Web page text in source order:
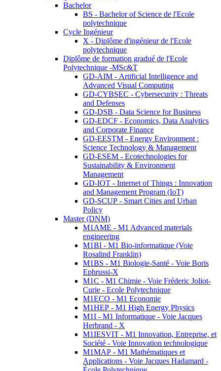
Bachelor
BS - Bachelor of Science de l'Ecole
polytechnique
Cycle Ingénieur
X - Diplôme d'ingénieur de l'Ecole
polytechnique
Diplôme de formation gradué de l'Ecole
Polytechnique -MSc&T
GD-AIM - Artificial Intelligence and
Advanced Visual Computing
GD-CYBSEC - Cybersecurity : Threats
and Defenses
GD-DSB - Data Science for Business
GD-EDCF - Economics, Data Analytics
and Corporate Finance
GD-EESTM - Energy Environment :
Science Technology & Management
GD-ESEM - Ecotechnologies for
Sustainability & Environment
Management
GD-IOT - Internet of Things : Innovation
and Management Program (IoT)
GD-SCUP - Smart Cities and Urban
Policy
Master (DNM)
M1AME - M1 Advanced materials
engineering
M1BI - M1 Bio-informatique (Voie
Rosalind Franklin)
M1BS - M1 Biologie-Santé - Voie Boris
Ephrussi-X
M1C - M1 Chimie - Voie Fréderic Joliot-
Curie - Ecole Polytechnique
M1ECO - M1 Economie
M1HEP - M1 High Energy Physics
M1I - M1 Informatique - Voie Jacques
Herbrand - X
M1IESVIT - M1 Innovation, Entreprise, et
Société - Voie Innovation technologique
M1MAP - M1 Mathématiques et
Applications - Voie Jacques Hadamard -